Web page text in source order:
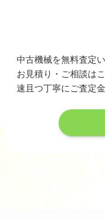
中古機械を無料査定
お見積り・ご相談は
速且つ丁寧にご査定